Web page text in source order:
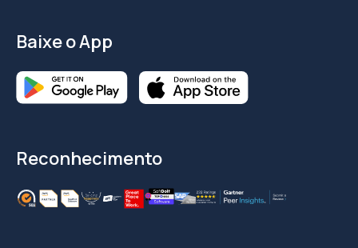
Baixe o App
Reconhecimento